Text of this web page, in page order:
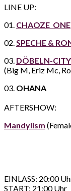
LINE UP:
01. CHAOZE ONE
02.SPECHE &
03. DÖBELN-
(Big M, Eriz Mc,
03. OHANA
AFTERSHOW:
Mandylism
EINLASS: 20:00
START: 21:00 Uhr